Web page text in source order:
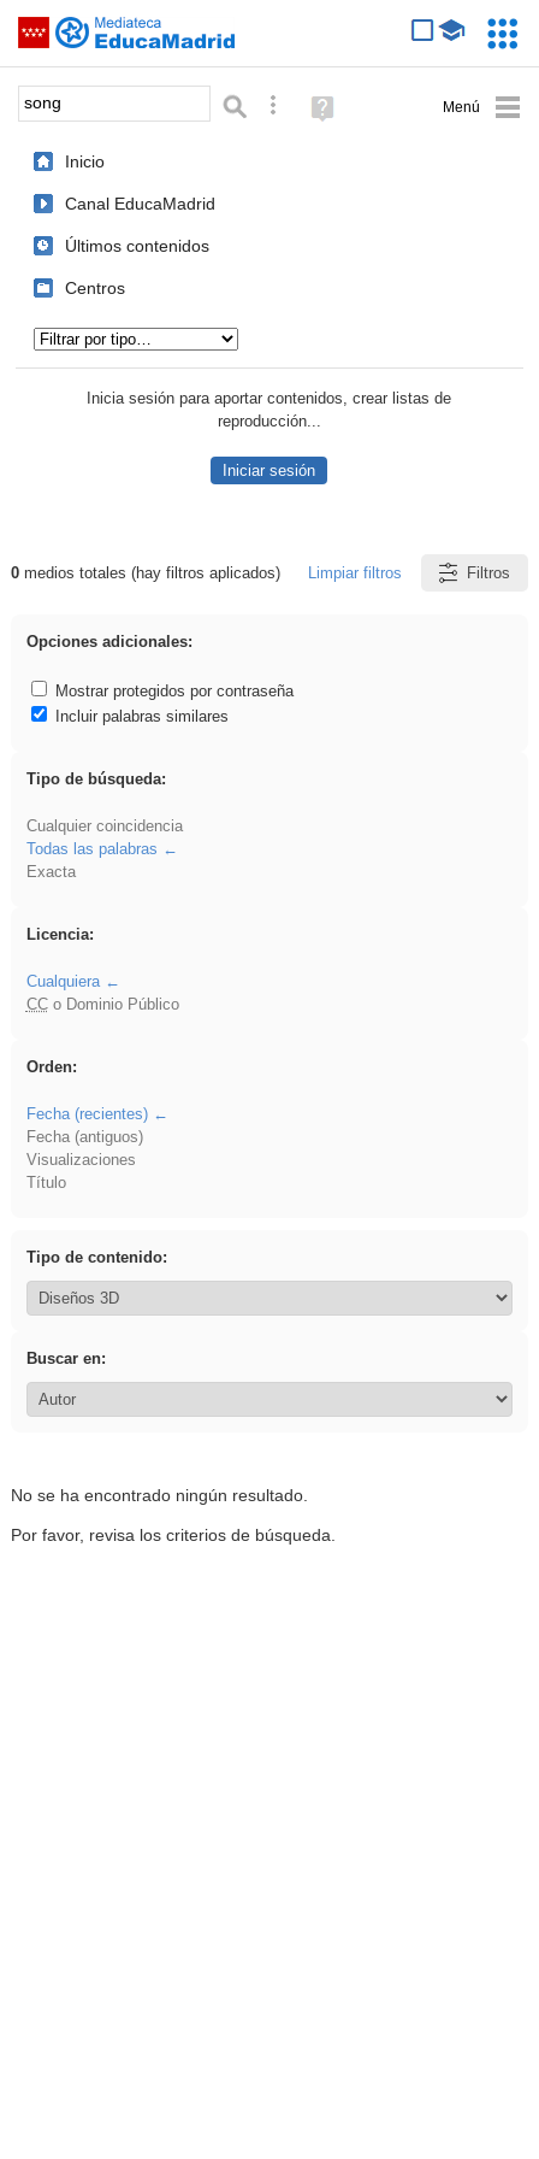
Saltar navegación
Palabra o frase: Búsqueda avanzada
Ayuda
(en
Inicio
Canal EducaMadrid
Últimos contenidos
Centros
Inicia sesión para aportar contenidos, crear listas de
reproducción...
Iniciar sesión
Resultados de: song
0medios totales (hay filtros aplicados) Limpiar filtros Filtros
Opciones adicionales:
Mostrar protegidos por contraseña
Incluir palabras similares
Tipo de búsqueda:
Cualquier coincidencia
Todas las palabras
Exacta
Licencia:
Cualquiera
CCo Dominio Público
Orden:
Fecha (recientes)
Fecha (antiguos)
Visualizaciones
Título
Tipo de contenido:
Buscar en:
No se ha encontrado ningún resultado.
Por favor, revisa los criterios de búsqueda.